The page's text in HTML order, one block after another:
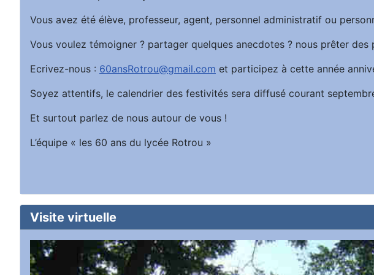
Vous avez été élève, professeur, agent, personnel administratif ou
Vous voulez témoigner ? partager quelques anecdotes ? nous prêter des
Ecrivez-nous : 60ansRotrou@gmail.com et participez à cette année
Soyez attentifs, le calendrier des festivités sera diffusé courant
Et surtout parlez de nous autour de vous !
L’équipe « les 60 ans du lycée Rotrou »
Visite virtuelle